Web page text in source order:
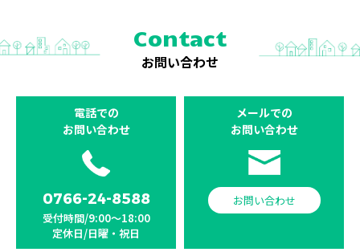
Contact
お問い合わせ
電話での
お問い合わせ
0766-24-8588
受付時間/9:00〜18:00
定休日/日曜・祝日
メールでの
お問い合わせ
お問い合わせ